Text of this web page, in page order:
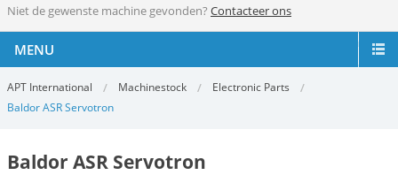
Niet de gewenste machine gevonden? Contacteer ons
MENU
APT International Machinestock
Electronic Parts
Baldor ASR Servotron
Baldor ASR Servotron